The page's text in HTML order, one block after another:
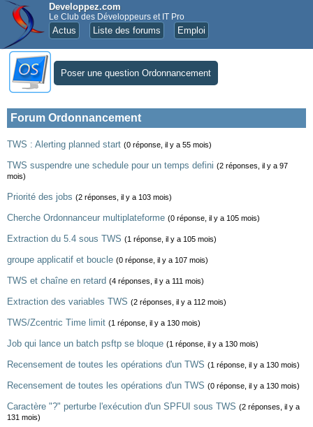
Developpez.com
Le Club des Développeurs et IT Pro
Actus Liste des forums Emploi
Poser une question Ordonnancement
Forum Ordonnancement
TWS : Alerting planned start (0 réponse, il y a 55 mois)
TWS suspendre une schedule pour un temps defini (2 réponses, il y a 97
mois)
Priorité des jobs (2 réponses, il y a 103 mois)
Cherche Ordonnanceur multiplateforme (0 réponse, il y a 105 mois)
Extraction du 5.4 sous TWS (1 réponse, il y a 105 mois)
groupe applicatif et boucle (0 réponse, il y a 107 mois)
TWS et chaîne en retard (4 réponses, il y a 111 mois)
Extraction des variables TWS (2 réponses, il y a 112 mois)
TWS/Zcentric Time limit (1 réponse, il y a 130 mois)
Job qui lance un batch psftp se bloque (1 réponse, il y a 130 mois)
Recensement de toutes les opérations d'un TWS (1 réponse, il y a 130 mois)
Recensement de toutes les opérations d'un TWS (0 réponse, il y a 130 mois)
Caractère "?" perturbe l'exécution d'un SPFUI sous TWS (2 réponses, il y a
131 mois)